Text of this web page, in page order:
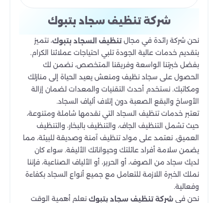
شركة تنظيف سجاد بتبوك
نحن شركة رائدة في مجالتنظيف السجاد بتبوك، نتميز
بتقديم خدمات عالية الجودة تلبي احتياجات عملائنا الكرام.
بفضل خبرتنا الواسعة وفريقنا المتخصص، نضمن لك
الحصول على سجاد نظيف ومنعش يعيد الحياة إلى منازلك
ومكاتبك. نستخدم أحدث التقنيات والمعدات لضمان إزالة
الأوساخ والبقع الصعبة دون إتلاف ألياف السجاد.
تعتبر خدمات تنظيف السجاد التي نقدمها شاملة ومتنوعة،
حيث تشمل التنظيف الجاف، والتنظيف بالبخار، والتنظيف
العميق. نعتمد على مواد تنظيف آمنة وصديقة للبيئة، مما
يضمن سلامة أفراد عائلتك وحيواناتك الأليفة. سواء كان
لديك سجاد من الصوف، أو الحرير، أو الألياف الصناعية، فإننا
نملك الخبرة اللازمة للتعامل مع جميع أنواع السجاد بكفاءة
وفعالية.
نحن في شركة تنظيف سجاد بتبوك نعلم أهمية الوقت